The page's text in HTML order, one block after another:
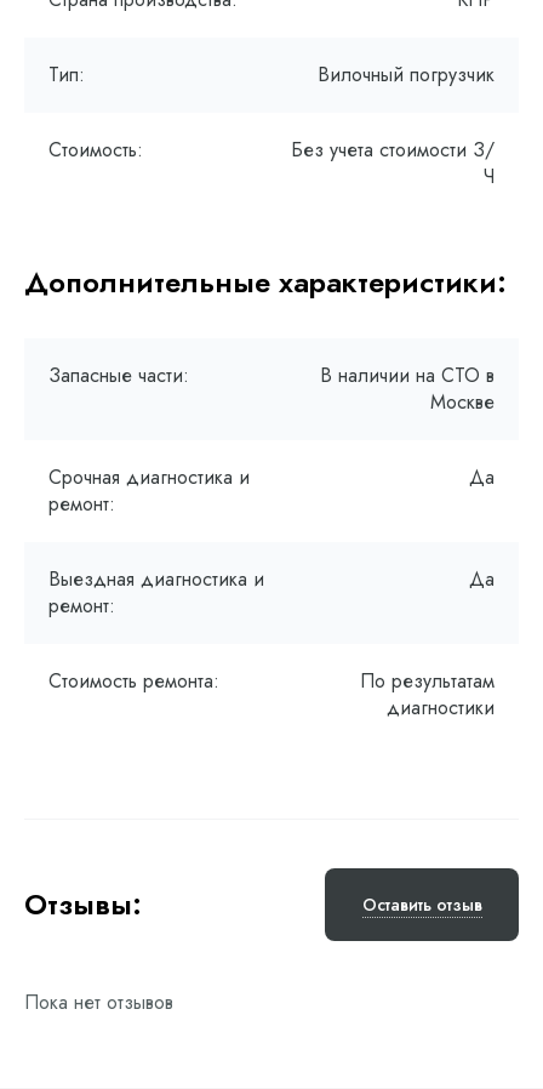
Тип: Вилочный погрузчик
Стоимость:
Без учета стоимости З/
Ч
Дополнительные характеристики:
Запасные части:
В наличии на СТО в
Москве
Срочная диагностика и
ремонт:
Да
Выездная диагностика и
ремонт:
Да
Стоимость ремонта:
По результатам
диагностики
Отзывы: Оставить отзыв
Пока нет отзывов